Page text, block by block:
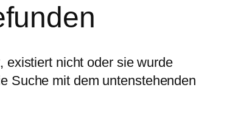
existiert nicht oder sie wurde
Suche mit dem untenstehenden